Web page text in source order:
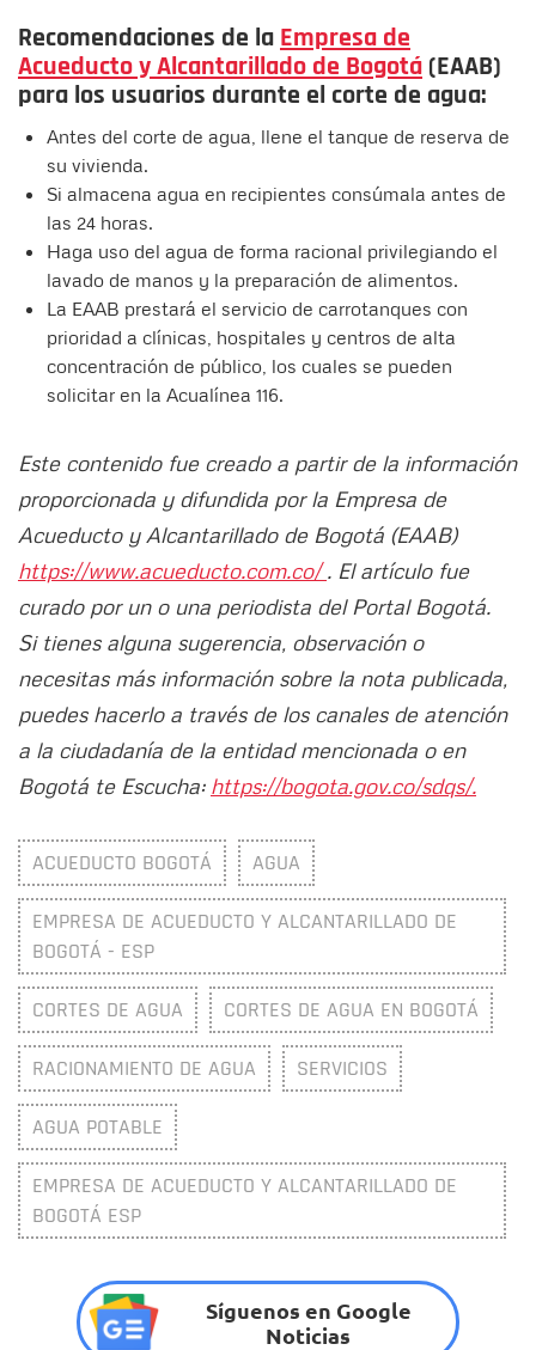
Recomendaciones de la Empresa de
Acueducto y Alcantarillado de Bogotá (EAAB)
para los usuarios durante el corte de agua:
Antes del corte de agua, llene el tanque de reserva de
su vivienda.
Si almacena agua en recipientes consúmala antes de
las 24 horas.
Haga uso del agua de forma racional privilegiando el
lavado de manos y la preparación de alimentos.
La EAAB prestará el servicio de carrotanques con
prioridad a clínicas, hospitales y centros de alta
concentración de público, los cuales se pueden
solicitar en la Acualínea 116.
Este contenido fue creado a partir de la información
proporcionada y difundida por la Empresa de
Acueducto y Alcantarillado de Bogotá (EAAB)
https://www.acueducto.com.co/. El artículo fue
curado por un o una periodista del Portal Bogotá.
Si tienes alguna sugerencia, observación o
necesitas más información sobre la nota publicada,
puedes hacerlo a través de los canales de atención
a la ciudadanía de la entidad mencionada o en
Bogotá te Escucha: https://bogota.gov.co/sdqs/.
ACUEDUCTO BOGOTÁ AGUA
EMPRESA DE ACUEDUCTO Y ALCANTARILLADO DE
BOGOTÁ - ESP
CORTES DE AGUA CORTES DE AGUA EN BOGOTÁ
RACIONAMIENTO DE AGUA SERVICIOS
AGUA POTABLE
EMPRESA DE ACUEDUCTO Y ALCANTARILLADO DE
BOGOTÁ ESP
Síguenos en Google
Noticias